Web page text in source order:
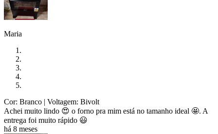
Maria
Cor: Branco | Voltagem: Bivolt
Achei muito lindo 😍 o forno pra mim está no tamanho ideal 🤩. A
entrega foi muito rápido 😃
há 8 meses